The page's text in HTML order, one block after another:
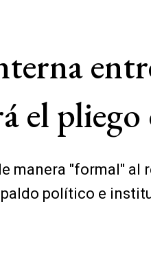
el
manera "formal"
político e